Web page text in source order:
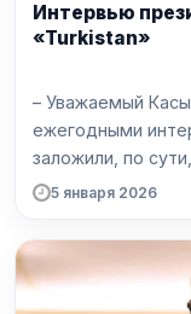
Интервью
«Turkistan»
– Уважаемый
ежегодными
заложили, по
5 января 2026